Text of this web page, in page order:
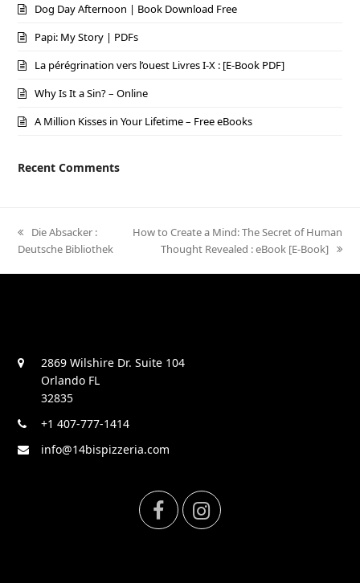
Dog Day Afternoon | Book Download Free
Papi: My Story | PDFs
La pérégrination vers l’ouest Livres I-X : [E-Book PDF]
Why Is It a Sin? – Online
A Million Kisses in Your Lifetime – Free eBooks
Recent Comments
previous
post:
Die Absacker :
Deutsche Bibliothek
next
How to Create a Mind: The Secret of Human
Thought Revealed : eBook [E-Book]
2869 Wilshire Dr. Suite 104
Orlando FL
32835
+1 407-777-1414
info@14bispizzeria.com
F